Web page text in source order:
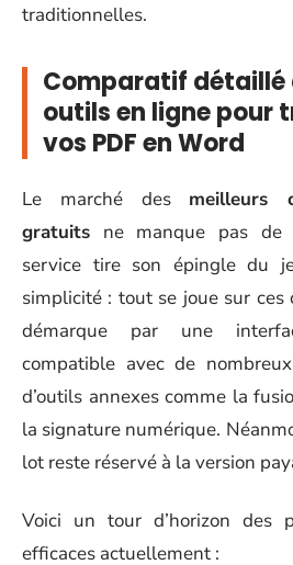
traditionnelles.
Comparatif détaillé
outils en ligne pour
vos PDF en Word
Le marché des meilleurs
gratuits ne manque pas de
service tire son épingle du
simplicité : tout se joue sur ces
démarque par une
compatible avec de
d’outils annexes comme la
la signature numérique.
lot reste réservé à la version
Voici un tour d’horizon des
efficaces actuellement :